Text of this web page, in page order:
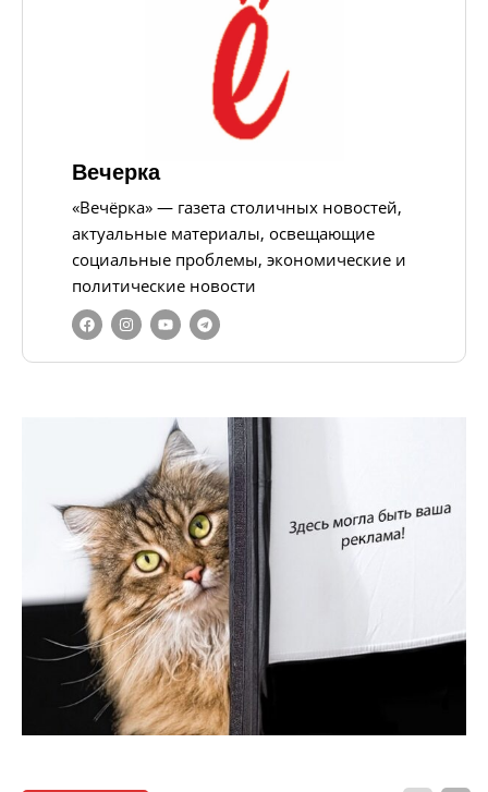
Вечерка
«Вечёрка» — газета столичных новостей,
актуальные материалы, освещающие
социальные проблемы, экономические и
политические новости